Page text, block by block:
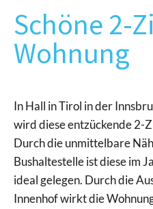
Schöne 2-
Wohnung
In Hall in Tirol in der
wird diese entzückende 2-
Durch die unmittelbare
Bushaltestelle ist diese im
ideal gelegen. Durch die
Innenhof wirkt die